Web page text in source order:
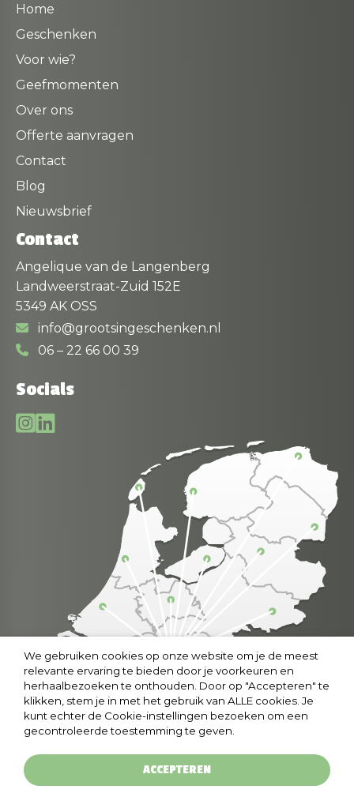
Home
Geschenken
Voor wie?
Geefmomenten
Over ons
Offerte aanvragen
Contact
Blog
Nieuwsbrief
Contact
Angelique van de Langenberg
Landweerstraat-Zuid 152E
5349 AK OSS
info@grootsingeschenken.nl
06 – 22 66 00 39
Socials
© copyright 2024 grootsingeschenken.nl
We gebruiken cookies op onze website om je de meest
relevante ervaring te bieden door je voorkeuren en
herhaalbezoeken te onthouden. Door op "Accepteren" te
klikken, stem je in met het gebruik van ALLE cookies. Je
kunt echter de Cookie-instellingen bezoeken om een
gecontroleerde toestemming te geven.
ACCEPTEREN